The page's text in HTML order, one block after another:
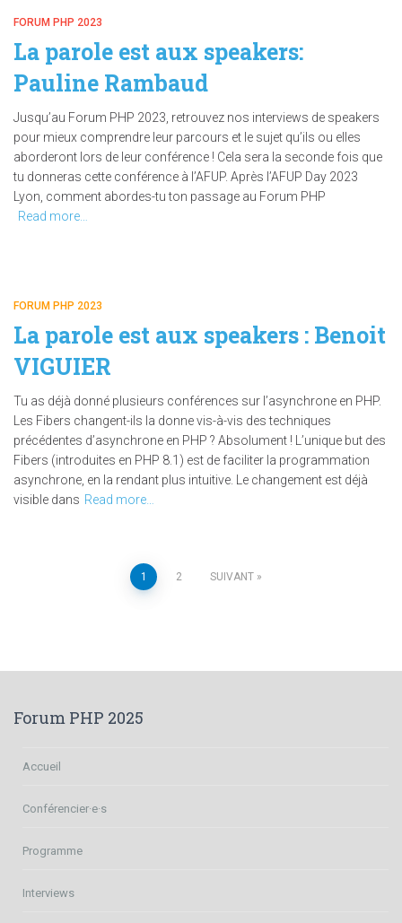
FORUM PHP 2023
La parole est aux speakers:
Pauline Rambaud
Jusqu’au Forum PHP 2023, retrouvez nos interviews de speakers
pour mieux comprendre leur parcours et le sujet qu’ils ou elles
aborderont lors de leur conférence ! Cela sera la seconde fois que
tu donneras cette conférence à l’AFUP. Après l’AFUP Day 2023
Lyon, comment abordes-tu ton passage au Forum PHP
Read more…
FORUM PHP 2023
La parole est aux speakers : Benoit
VIGUIER
Tu as déjà donné plusieurs conférences sur l’asynchrone en PHP.
Les Fibers changent-ils la donne vis-à-vis des techniques
précédentes d’asynchrone en PHP ? Absolument ! L’unique but des
Fibers (introduites en PHP 8.1) est de faciliter la programmation
asynchrone, en la rendant plus intuitive. Le changement est déjà
visible dans Read more…
Navigation
articles
1 2 SUIVANT
Forum PHP 2025
Accueil
Conférencier·e·s
Programme
Interviews